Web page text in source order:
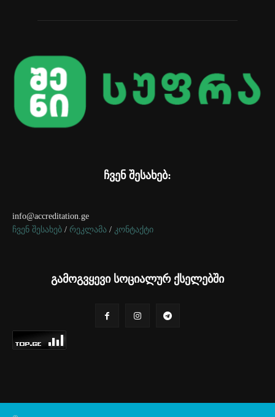
ჩვენ შესახებ:
info@accreditation.ge
ჩვენ შესახებ / რეკლამა / კონტაქტი
გამოგვყევი სოციალურ ქსელებში